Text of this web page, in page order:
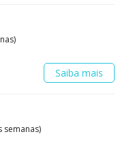
Saiba mais
semanas)